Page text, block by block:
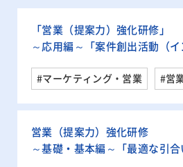
「営業（提案力）強化研修」
～応用編～「案件創出活動（イ
#マーケティング・営業 #営
営業（提案力）強化研修
～基礎・基本編～「最適な引合